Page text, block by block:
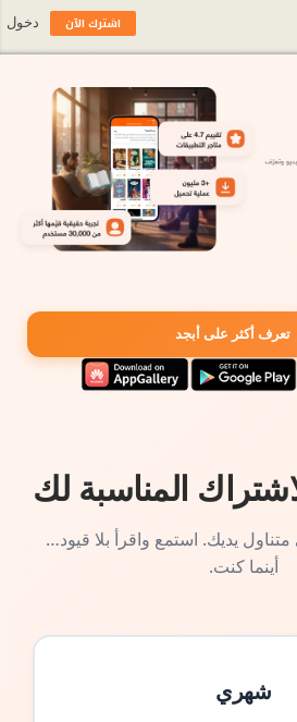
تعرف أكثر على أبجد
المناسبة لك
يديك. استمع واقرأ بلا قيود…
أينما كنت.
شهري
اشترك الآن دخول